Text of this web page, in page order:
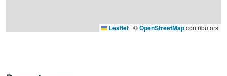
Leaflet | ©OpenStreetMapcontributors